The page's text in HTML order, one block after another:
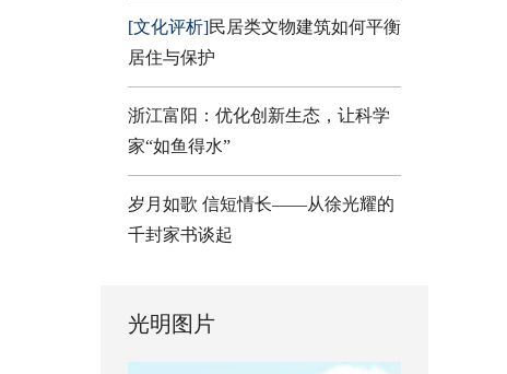
[文化评析]民居类文物建筑如何平衡
居住与保护
浙江富阳：优化创新生态，让科学
家“如鱼得水”
岁月如歌 信短情长——从徐光耀的
千封家书谈起
光明图片